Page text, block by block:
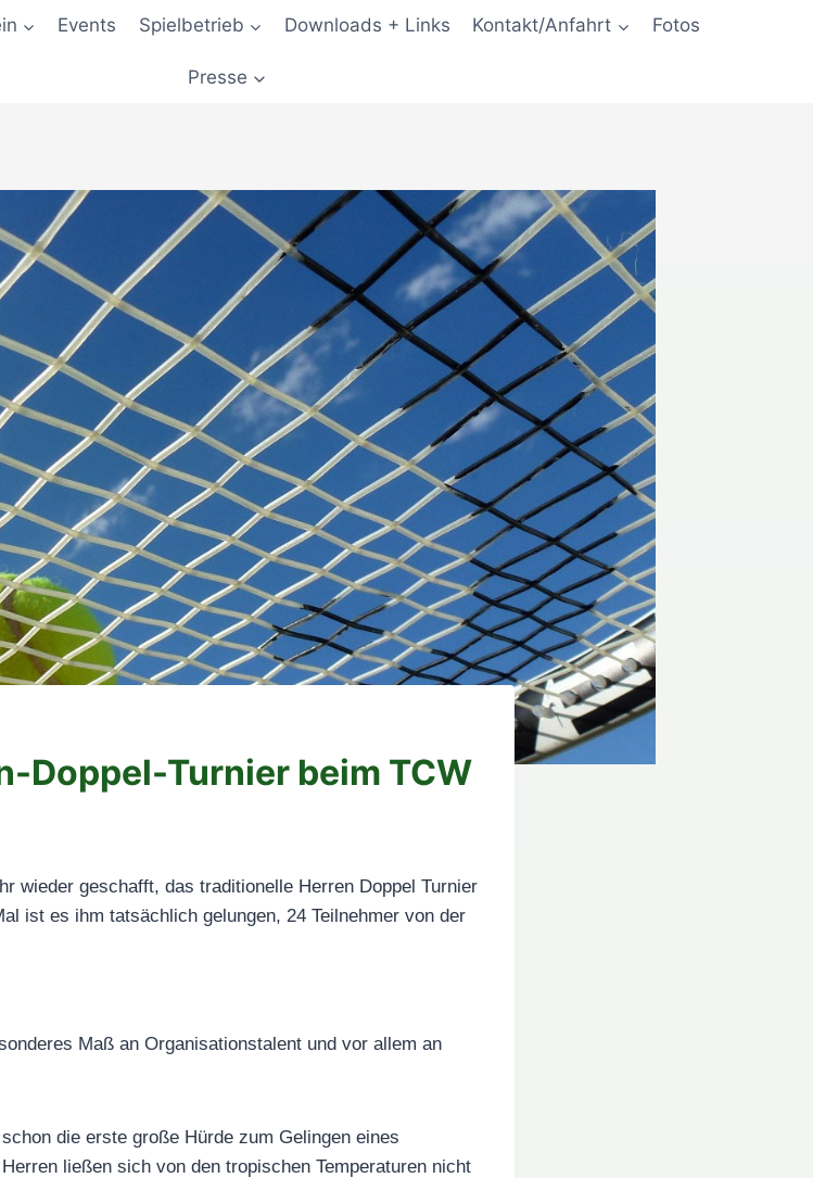
Events Spielbetrieb Downloads + Links Kontakt/Anfahrt Fotos
Presse
Doppel-Turnier beim TCW
wieder geschafft, das traditionelle Herren Doppel Turnier
ist es ihm tatsächlich gelungen, 24 Teilnehmer von der
Maß an Organisationstalent und vor allem an
die erste große Hürde zum Gelingen eines
ließen sich von den tropischen Temperaturen nicht